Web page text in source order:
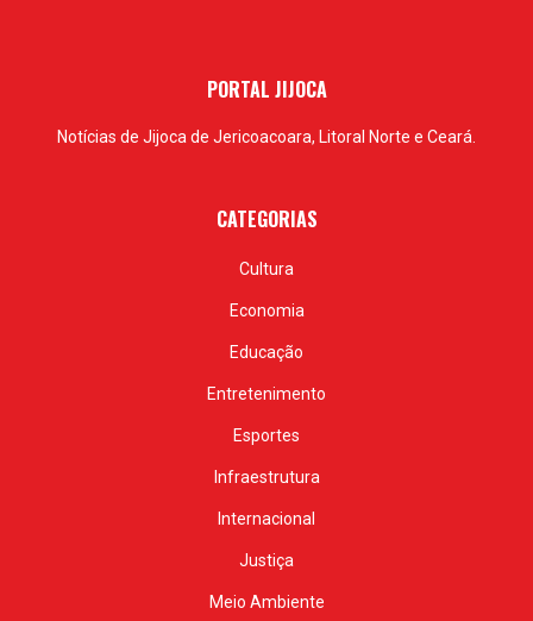
PORTAL JIJOCA
Notícias de Jijoca de Jericoacoara, Litoral Norte e Ceará.
CATEGORIAS
Cultura
Economia
Educação
Entretenimento
Esportes
Infraestrutura
Internacional
Justiça
Meio Ambiente